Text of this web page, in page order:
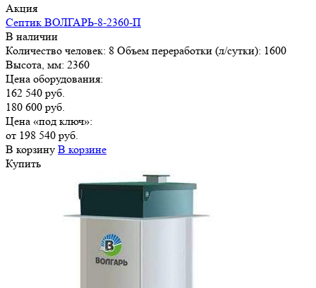
Акция
Септик ВОЛГАРЬ-8-2360-П
В наличии
Количество человек: 8 Объем переработки (л/сутки): 1600
Высота, мм: 2360
Цена оборудования:
162 540 руб.
180 600 руб.
Цена «под ключ»:
от 198 540 руб.
В корзину В корзине
Купить